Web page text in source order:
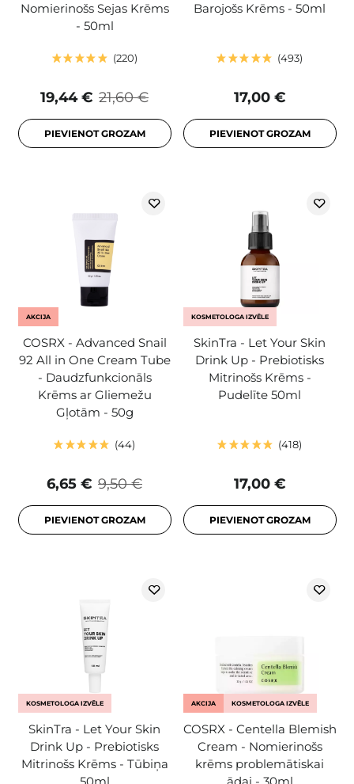
Nomierinošs Sejas Krēms
- 50ml
220
21,60 €
19,44 €
PIEVIENOT GROZAM
Barojošs Krēms - 50ml
493
17,00 €
PIEVIENOT GROZAM
AKCIJA
COSRX - Advanced Snail
92 All in One Cream Tube
- Daudzfunkcionāls
Krēms ar Gliemežu
Gļotām - 50g
44
9,50 €
6,65 €
PIEVIENOT GROZAM
KOSMETOLOGA IZVĒLE
SkinTra - Let Your Skin
Drink Up - Prebiotisks
Mitrinošs Krēms -
Pudelīte 50ml
418
17,00 €
PIEVIENOT GROZAM
KOSMETOLOGA IZVĒLE
SkinTra - Let Your Skin
Drink Up - Prebiotisks
Mitrinošs Krēms - Tūbiņa
AKCIJA KOSMETOLOGA IZVĒLE
COSRX - Centella Blemish
Cream - Nomierinošs
krēms problemātiskai